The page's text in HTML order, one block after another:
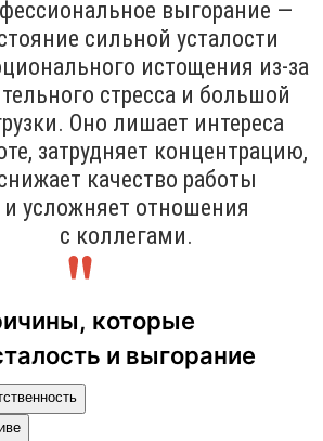
выгорание —
сильной усталости
истощения из-за
стресса и большой
Оно лишает интереса
затрудняет концентрацию,
качество работы
и усложняет отношения
с коллегами.
которые
и выгорание